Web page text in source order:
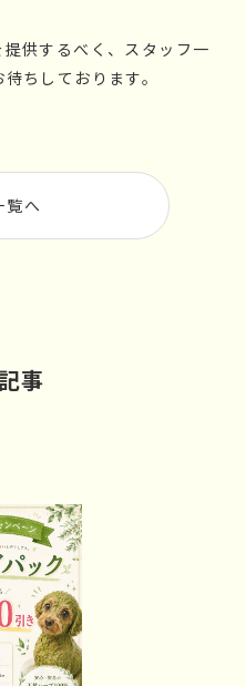
供するべく、スタッフ一
ちしております。
覧へ
事